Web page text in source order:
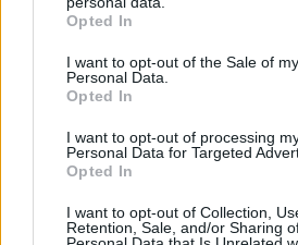
grant or deny consent to Google and
use your data for below specified
consent section.
Opted In
I want to opt-out of the Sale of my
Personal Data.
Opted In
I want to opt-out of processing
Personal Data for Targeted
Opted In
I want to opt-out of Collection,
Retention, Sale, and/or Sharing
Μπασάνο, με δύο μικρές
καταφέρει να κυριαρχήσει
Κόλπο. Όχι μόνο βοηθούσε
επιχειρήσεις εναντίον των
του Κόλπου, αλλά εφοδίαζε
εκστρατευτικό σώμα με ό, τι
του τρεις κανονιοφόρους,